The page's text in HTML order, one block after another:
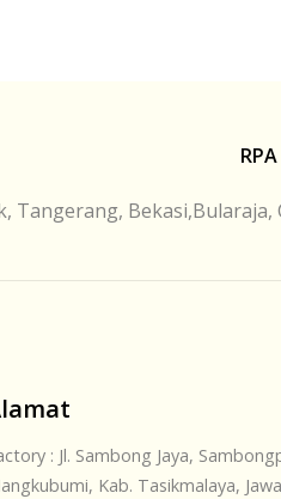
Tangerang,
: Jl. Sambong Jaya,
Kab. Tasikmalaya,